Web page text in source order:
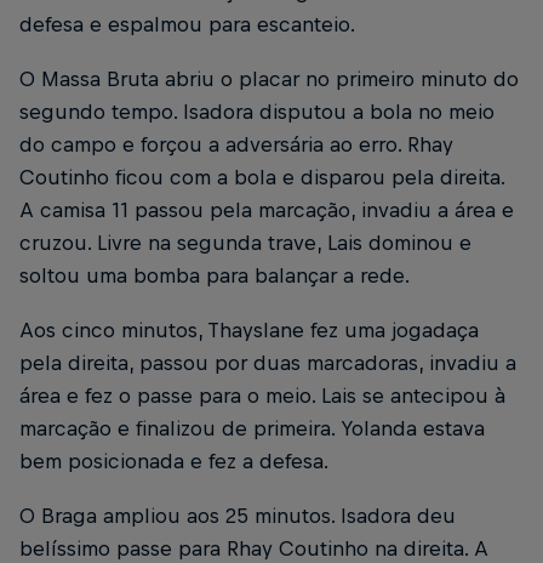
defesa e espalmou para escanteio.
O Massa Bruta abriu o placar no primeiro minuto do
segundo tempo. Isadora disputou a bola no meio
do campo e forçou a adversária ao erro. Rhay
Coutinho ficou com a bola e disparou pela direita.
A camisa 11 passou pela marcação, invadiu a área e
cruzou. Livre na segunda trave, Lais dominou e
soltou uma bomba para balançar a rede.
Aos cinco minutos, Thayslane fez uma jogadaça
pela direita, passou por duas marcadoras, invadiu a
área e fez o passe para o meio. Lais se antecipou à
marcação e finalizou de primeira. Yolanda estava
bem posicionada e fez a defesa.
O Braga ampliou aos 25 minutos. Isadora deu
belíssimo passe para Rhay Coutinho na direita. A